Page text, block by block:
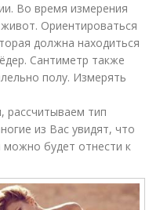
Во время измерения
Ориентироваться
должна находиться
Сантиметр также
полу. Измерять
рассчитываем тип
из Вас увидят, что
будет отнести к